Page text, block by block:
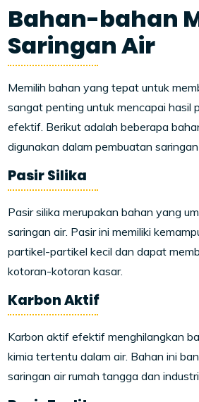
Bahan-bahan
Saringan Air
Memilih bahan yang tepat untuk
sangat penting untuk mencapai hasil
efektif. Berikut adalah beberapa
digunakan dalam pembuatan saringan
Pasir Silika
Pasir silika merupakan bahan yang
saringan air. Pasir ini memiliki
partikel-partikel kecil dan dapat
kotoran-kotoran kasar.
Karbon Aktif
Karbon aktif efektif menghilangkan
kimia tertentu dalam air. Bahan ini
saringan air rumah tangga dan